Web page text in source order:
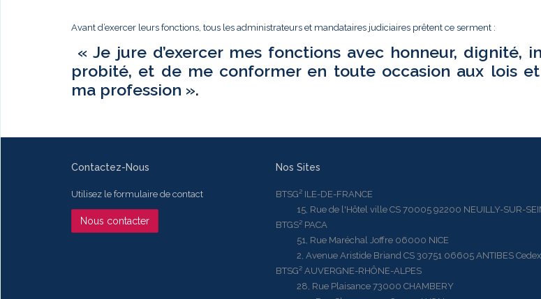
Avant d’exercer leurs fonctions, tous les administrateurs et mandataires judiciaires prêtent ce serment :
« Je jure d’exercer mes fonctions avec honneur, dignité,
probité, et de me conformer en toute occasion aux lois
ma profession ».
Contactez-Nous
Utilisez le formulaire de contact
Nous contacter
Nos Sites
BTSG² ILE-DE-FRANCE
15, Rue de l'Hôtel ville CS 70005 92200 NEUILLY-SUR-
BTGS² PACA
51, Rue Maréchal Joffre 06000 NICE
2, Avenue Aristide Briand CS 30751 06605 ANTIBES Cedex
BTSG² AUVERGNE-RHÔNE-ALPES
28, Rue Plaisance 73000 CHAMBERY